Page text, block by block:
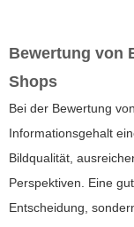
Bewertung von
Shops
Bei der Bewertung
Informationsgehalt
Bildqualität,
Perspektiven. Eine
Entscheidung,